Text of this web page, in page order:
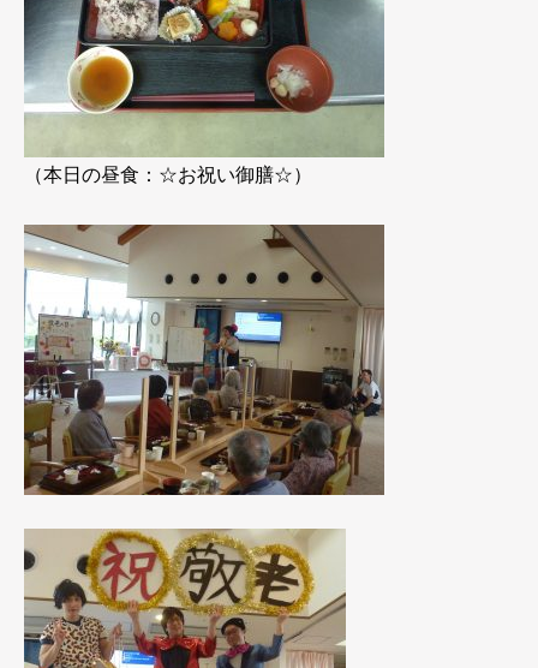
（本日の昼食：☆お祝い御膳☆）